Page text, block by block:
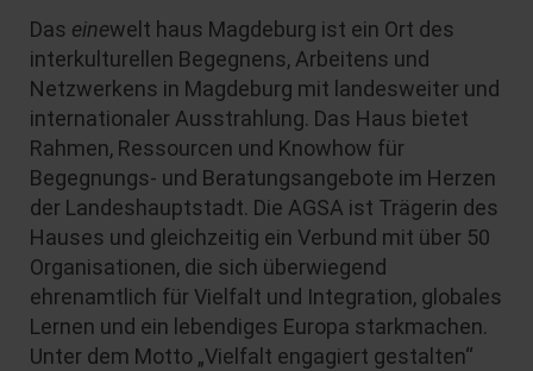
Das einewelt haus Magdeburg ist ein Ort des
interkulturellen Begegnens, Arbeitens und
Netzwerkens in Magdeburg mit landesweiter und
internationaler Ausstrahlung. Das Haus bietet
Rahmen, Ressourcen und Knowhow für
Begegnungs- und Beratungsangebote im Herzen
der Landeshauptstadt. Die AGSA ist Trägerin des
Hauses und gleichzeitig ein Verbund mit über 50
Organisationen, die sich überwiegend
ehrenamtlich für Vielfalt und Integration, globales
Lernen und ein lebendiges Europa starkmachen.
Unter dem Motto „Vielfalt engagiert gestalten“